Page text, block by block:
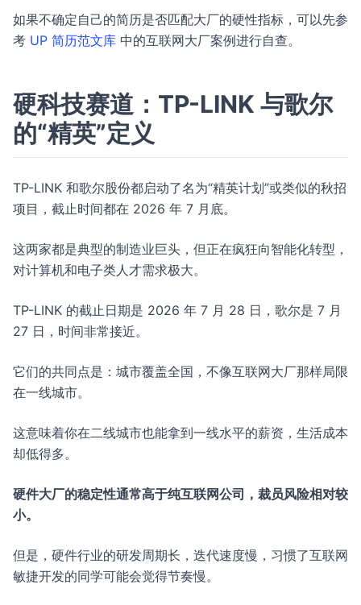
如果不确定自己的简历是否匹配大厂的硬性指标，可以先参
考 UP 简历范文库 中的互联网大厂案例进行自查。
硬科技赛道：TP-LINK 与歌尔
的“精英”定义
TP-LINK 和歌尔股份都启动了名为“精英计划”或类似的秋招
项目，截止时间都在 2026 年 7 月底。
这两家都是典型的制造业巨头，但正在疯狂向智能化转型，
对计算机和电子类人才需求极大。
TP-LINK 的截止日期是 2026 年 7 月 28 日，歌尔是 7 月
27 日，时间非常接近。
它们的共同点是：城市覆盖全国，不像互联网大厂那样局限
在一线城市。
这意味着你在二线城市也能拿到一线水平的薪资，生活成本
却低得多。
硬件大厂的稳定性通常高于纯互联网公司，裁员风险相对较
小。
但是，硬件行业的研发周期长，迭代速度慢，习惯了互联网
敏捷开发的同学可能会觉得节奏慢。